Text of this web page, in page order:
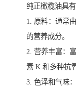
纯正橄榄油具
1. 原料：通常
的营养成分。
2. 营养丰富：
素 K 和多种抗
3. 色泽和气味